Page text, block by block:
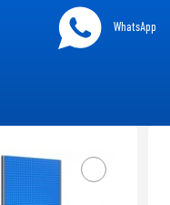
ХИТ!
WhatsApp